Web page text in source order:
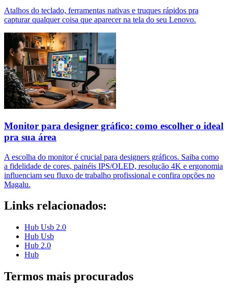
Atalhos do teclado, ferramentas nativas e truques rápidos pra
capturar qualquer coisa que aparecer na tela do seu Lenovo.
Monitor para designer gráfico: como escolher o ideal
pra sua área
A escolha do monitor é crucial para designers gráficos. Saiba como
a fidelidade de cores, painéis IPS/OLED, resolução 4K e ergonomia
influenciam seu fluxo de trabalho profissional e confira opções no
Magalu.
Links relacionados:
Hub Usb 2.0
Hub Usb
Hub 2.0
Hub
Termos mais procurados